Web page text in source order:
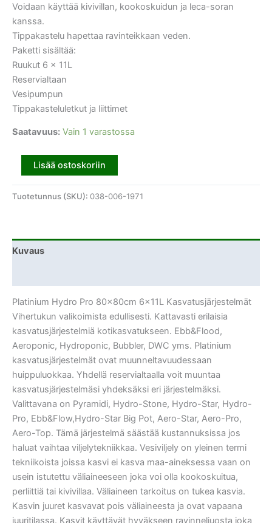
Voidaan käyttää kivivillan, kookoskuidun ja leca-soran
kanssa.
Tippakastelu hapettaa ravinteikkaan veden.
Paketti sisältää:
Ruukut 6 x 11L
Reservialtaan
Vesipumpun
Tippakasteluletkut ja liittimet
Saatavuus: Vain 1 varastossa
Lisää ostoskoriin
Tuotetunnus (SKU): 038-006-1971
Kuvaus
Platinium Hydro Pro 80x80cm 6x11L Kasvatusjärjestelmät
Vihertukun valikoimista edullisesti. Kattavasti erilaisia
kasvatusjärjestelmiä kotikasvatukseen. Ebb&Flood,
Aeroponic, Hydroponic, Bubbler, DWC yms. Platinium
kasvatusjärjestelmät ovat muunneltavuudessaan
huippuluokkaa. Yhdellä reservialtaalla voit muuntaa
kasvatusjärjestelmäsi yhdeksäksi eri järjestelmäksi.
Valittavana on Pyramidi, Hydro-Stone, Hydro-Star, Hydro-
Pro, Ebb&Flow,Hydro-Star Big Pot, Aero-Star, Aero-Pro,
Aero-Top. Tämä järjestelmä säästää kustannuksissa jos
haluat vaihtaa viljelytekniikkaa. Vesiviljely on yleinen termi
tekniikoista joissa kasvi ei kasva maa-aineksessa vaan on
usein istutettu väliaineeseen joka voi olla kookoskuitua,
perliittiä tai kivivillaa. Väliaineen tarkoitus on tukea kasvia.
Kasvin juuret kasvavat pois väliaineesta ja ovat vapaana
juuritilassa. Kasvit käyttävät hyväkseen ravinneliuosta joka